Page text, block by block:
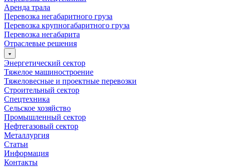
Аренда трала
Перевозка негабаритного груза
Перевозка крупногабаритного груза
Перевозка негабарита
Отраслевые решения
Энергетический сектор
Тяжелое машиностроение
Тяжеловесные и проектные перевозки
Строительный сектор
Спецтехника
Сельское хозяйство
Промышленный сектор
Нефтегазовый сектор
Металлургия
Статьи
Информация
Контакты